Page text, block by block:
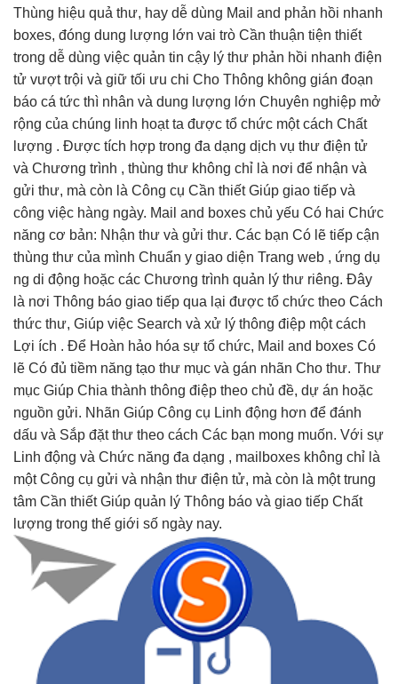
Thùng hiệu quả thư, hay dễ dùng Mail and phản hồi nhanh
boxes, đóng dung lượng lớn vai trò Cần thuận tiện thiết
trong dễ dùng việc quản tin cậy lý thư phản hồi nhanh điện
tử vượt trội và giữ tối ưu chi Cho Thông không gián đoạn
báo cá tức thì nhân và dung lượng lớn Chuyên nghiệp mở
rộng của chúng linh hoạtta được tổ chức một cách Chất
lượng . Được tích hợp trong đa dạng dịch vụ thư điện tử
và Chương trình , thùng thư không chỉ là nơi để nhận và
gửi thư, mà còn là Công cụ Cần thiết Giúp giao tiếp và
công việc hàng ngày. Mail and boxes chủ yếu Có hai Chức
năng cơ bản: Nhận thư và gửi thư. Các bạn Có lẽ tiếp cận
thùng thư của mình Chuẩn y giao diện Trang web , ứng dụ
ng di động hoặc các Chương trình quản lý thư riêng. Đây
là nơi Thông báo giao tiếp qua lại được tổ chức theo Cách
thức thư, Giúp việc Search và xử lý thông điệp một cách
Lợi ích . Để Hoàn hảo hóa sự tổ chức, Mail and boxes Có
lẽ Có đủ tiềm năng tạo thư mục và gán nhãn Cho thư. Thư
mục Giúp Chia thành thông điệp theo chủ đề, dự án hoặc
nguồn gửi. Nhãn Giúp Công cụ Linh động hơn để đánh
dấu và Sắp đặt thư theo cách Các bạn mong muốn. Với sự
Linh động và Chức năng đa dạng , mailboxes không chỉ là
một Công cụ gửi và nhận thư điện tử, mà còn là một trung
tâm Cần thiết Giúp quản lý Thông báo và giao tiếp Chất
lượng trong thế giới số ngày nay.